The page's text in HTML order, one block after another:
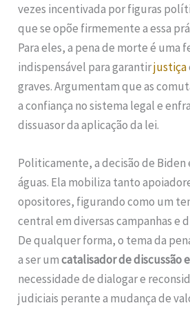
vezes incentivada por figuras
que se opõe firmemente a essa
Para eles, a pena de morte é uma
indispensável para garantirjustiça
graves. Argumentam que as
a confiança no sistema legal e
dissuasor da aplicação da lei.
Politicamente, a decisão de Biden
águas. Ela mobiliza tanto
opositores, figurando como um
central em diversas campanhas e
De qualquer forma, o tema da
a ser umcatalisador de discussão
necessidade de dialogar e
judiciais perante a mudança de